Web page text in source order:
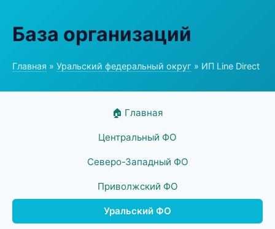
База организаций
Главная » Уральский федеральный округ » ИП Line Direct
🏠 Главная
Центральный ФО
Северо-Западный ФО
Приволжский ФО
Уральский ФО